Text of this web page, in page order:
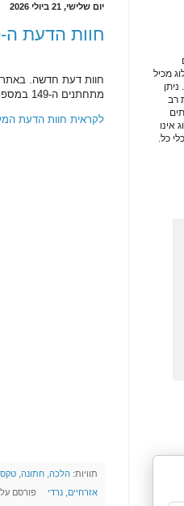
יום שלישי, 21 ביולי 2026
חוות הדעת ה-149 באתר מתחתנים למען מתחתנים
חוות דעת חדשה. באתר
מתחתנים ה-149 במספר.
לקראית חוות הדעת
תוויות: הלכה חתונה טקס
אזרחיים נרדי פורסם על
מכיל
רב
אינו
כל.